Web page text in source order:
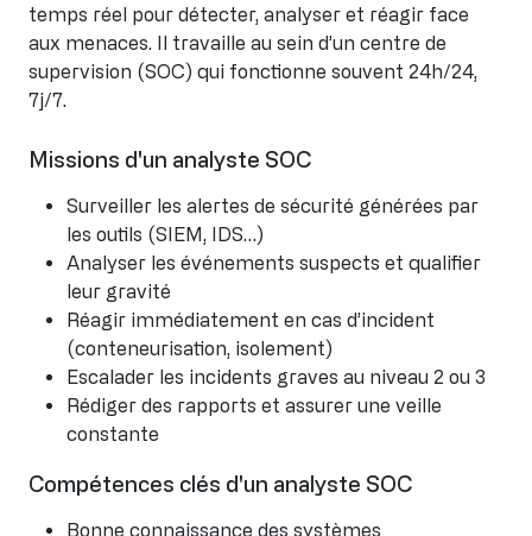
temps réel pour détecter, analyser et réagir face
aux menaces. Il travaille au sein d’un centre de
supervision (SOC) qui fonctionne souvent 24h/24,
7j/7.
Missions d'un analyste SOC
Surveiller les alertes de sécurité générées par
les outils (SIEM, IDS…)
Analyser les événements suspects et qualifier
leur gravité
Réagir immédiatement en cas d’incident
(conteneurisation, isolement)
Escalader les incidents graves au niveau 2 ou 3
Rédiger des rapports et assurer une veille
constante
Compétences clés d'un analyste SOC
Bonne connaissance des systèmes